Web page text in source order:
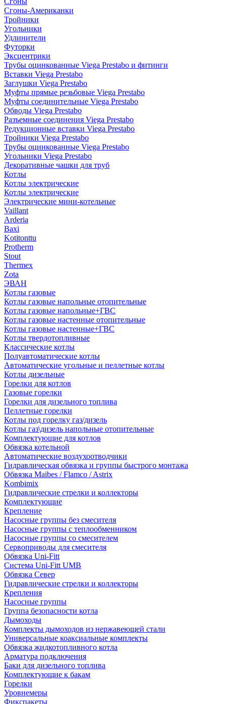
Сгоны-Американки
Тройники
Угольники
Удлинители
Футорки
Эксцентрики
Трубы оцинкованные Viega Prestabo и фитинги
Вставки Viega Prestabo
Заглушки Viega Prestabo
Муфты прямые резьбовые Viega Prestabo
Муфты соединительные Viega Prestabo
Обводы Viega Prestabo
Разъемные соединения Viega Prestabo
Редукционные вставки Viega Prestabo
Тройники Viega Prestabo
Трубы оцинкованные Viega Prestabo
Угольники Viega Prestabo
Декоративные чашки для труб
Котлы
Котлы электрические
Котлы электрические
Электрические мини-котельные
Vaillant
Arderia
Baxi
Kotitonttu
Protherm
Stout
Thermex
Zota
ЭВАН
Котлы газовые
Котлы газовые напольные отопительные
Котлы газовые напольные+ГВС
Котлы газовые настенные отопительные
Котлы газовые настенные+ГВС
Котлы твердотопливные
Классические котлы
Полуавтоматические котлы
Автоматические угольные и пеллетные котлы
Котлы дизельные
Горелки для котлов
Газовые горелки
Горелки для дизельного топлива
Пеллетные горелки
Котлы под горелку газ/дизель
Котлы газ\дизель напольные отопительные
Комплектующие для котлов
Обвязка котельной
Автоматические воздухоотводчики
Гидравлическая обвязка и группы быстрого монтажа
Обвязка Maibes / Flamco / Astrix
Kombimix
Гидравлические стрелки и коллекторы
Комплектующие
Крепление
Насосные группы без смесителя
Насосные группы с теплообменником
Насосные группы со смесителем
Сервоприводы для смесителя
Обвязка Uni-Fitt
Система Uni-Fitt UMB
Обвязка Север
Гидравлические стрелки и коллекторы
Крепления
Насосные группы
Группа безопасности котла
Дымоходы
Комплекты дымоходов из нержавеющей стали
Универсальные коаксиальные комплекты
Обвязка жидкотопливного котла
Арматура подключения
Баки для дизельного топлива
Комплектующие к бакам
Горелки
Уровнемеры
Фикспакеты